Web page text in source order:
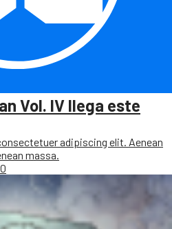
Vol. IV llega este
adipiscing elit. Aenean
massa.